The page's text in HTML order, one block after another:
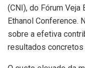
(CNI), do Fórum
Ethanol Conference.
sobre a efetiva
resultados concretos